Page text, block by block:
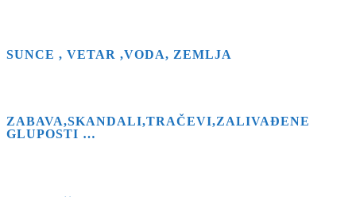
SUNCE , VETAR ,VODA, ZEMLJA
ZABAVA,SKANDALI,TRAČEVI,ZALIVAĐENE
GLUPOSTI …